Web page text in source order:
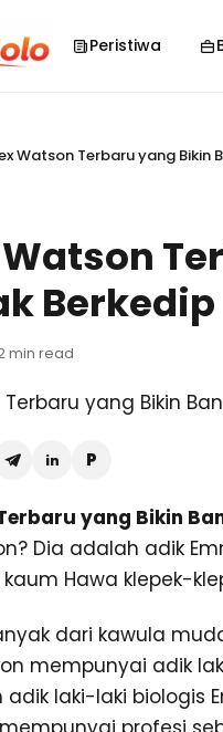
Peristiwa
Watson Terbaru yang Bikin
Berkedip
min read
yang Bikin
Dia adalah adik
Hawa klepek-
dari kawula
mempunyai adik
laki-laki biologis